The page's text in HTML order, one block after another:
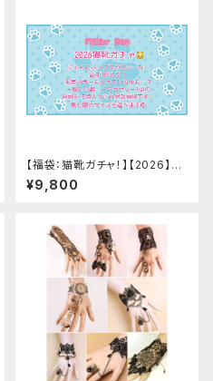
【福袋：猫靴ガチャ！】【2026】Mi
lky Rag 福袋
¥9,800